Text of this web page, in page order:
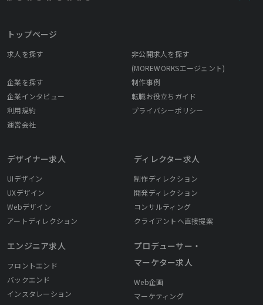
トップページ
求人を探す
非公開求人を探す
(MOREWORKSエージェント)
企業を探す
制作事例
企業インタビュー
転職お役立ちガイド
利用規約
プライバシーポリシー
運営会社
デザイナー求人
UIデザイン
UXデザイン
Webデザイン
アートディレクション
エンジニア求人
フロントエンド
バックエンド
インスタレーション
ディレクター求人
制作ディレクション
開発ディレクション
コンサルティング
クライアントへ直接提案
プロデューサー・
マーケター求人
Web企画
マーケティング